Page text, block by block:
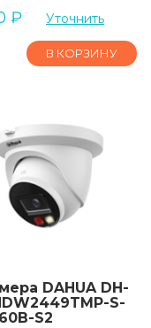
₽ Уточнить
В КОРЗИНУ
DAHUA DH-
S-
S2